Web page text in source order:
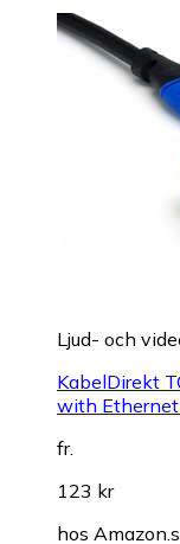
Ljud- och
KabelDirekt
with Ethernet
fr.
123 kr
hos